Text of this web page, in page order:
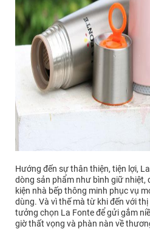
Hướng đến sự thân thiện, tiện lợi,
dòng sản phẩm như bình giữ nhiệt,
kiện nhà bếp thông minh phục vụ
dùng. Và vì thế mà từ khi đến với
tưởng chọn La Fonte để gửi gắm
giờ thất vọng và phàn nàn về